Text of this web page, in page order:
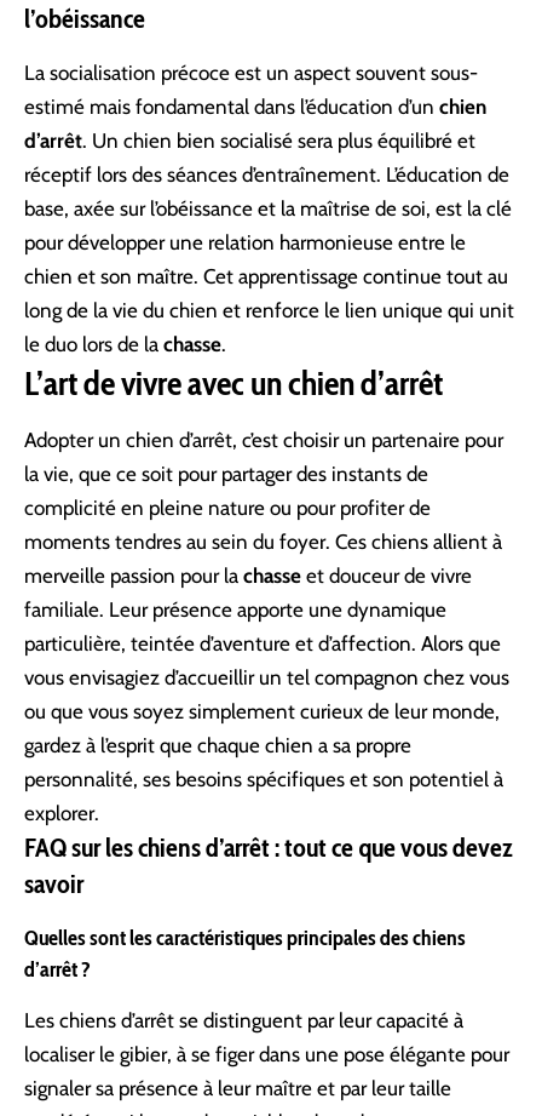
l’obéissance
La socialisation précoce est un aspect souvent sous-
estimé mais fondamental dans l’éducation d’un chien
d’arrêt. Un chien bien socialisé sera plus équilibré et
réceptif lors des séances d’entraînement. L’éducation de
base, axée sur l’obéissance et la maîtrise de soi, est la clé
pour développer une relation harmonieuse entre le
chien et son maître. Cet apprentissage continue tout au
long de la vie du chien et renforce le lien unique qui unit
le duo lors de la chasse.
L’art de vivre avec un chien d’arrêt
Adopter un chien d’arrêt, c’est choisir un partenaire pour
la vie, que ce soit pour partager des instants de
complicité en pleine nature ou pour profiter de
moments tendres au sein du foyer. Ces chiens allient à
merveille passion pour la chasse et douceur de vivre
familiale. Leur présence apporte une dynamique
particulière, teintée d’aventure et d’affection. Alors que
vous envisagiez d’accueillir un tel compagnon chez vous
ou que vous soyez simplement curieux de leur monde,
gardez à l’esprit que chaque chien a sa propre
personnalité, ses besoins spécifiques et son potentiel à
explorer.
FAQ sur les chiens d’arrêt : tout ce que vous devez
savoir
Quelles sont les caractéristiques principales des chiens
d’arrêt ?
Les chiens d’arrêt se distinguent par leur capacité à
localiser le gibier, à se figer dans une pose élégante pour
signaler sa présence à leur maître et par leur taille